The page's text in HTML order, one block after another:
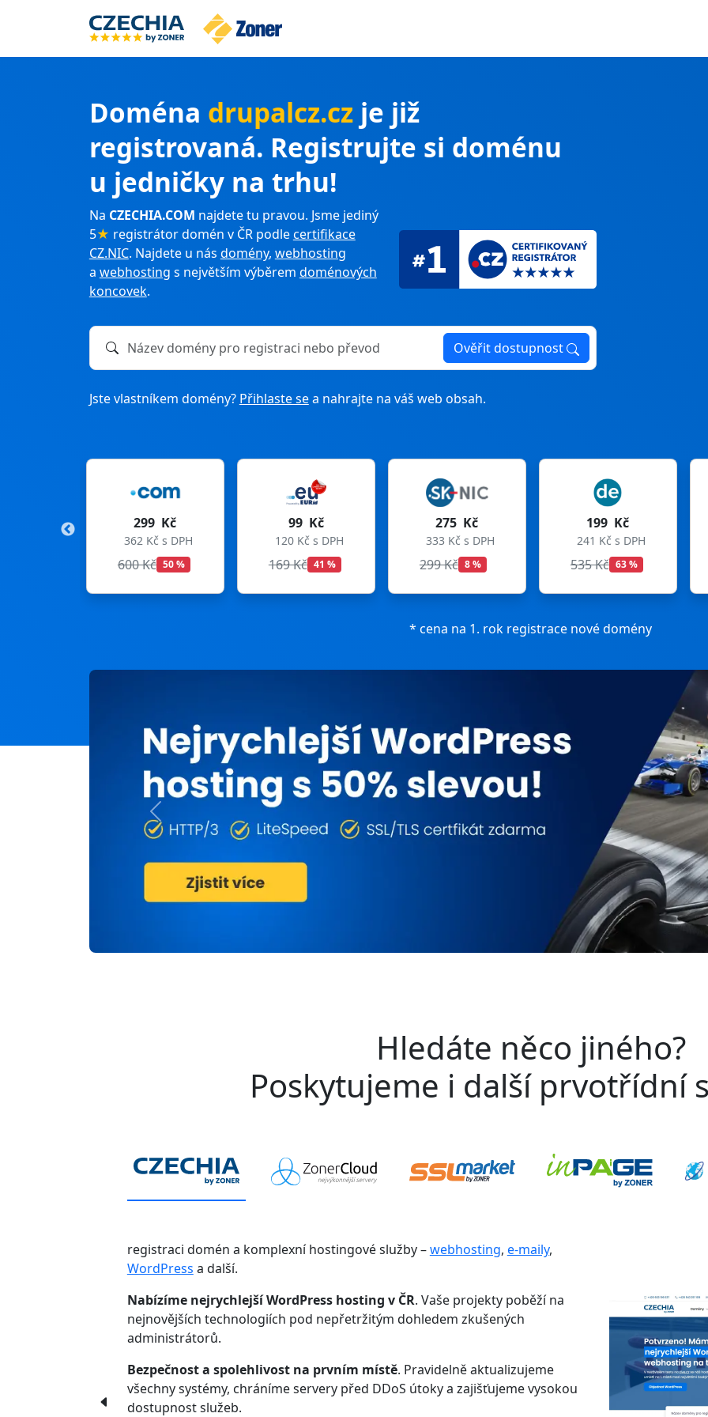
Doména drupalcz.cz je již
registrovaná. Registrujte si doménu
u jedničky na trhu!
Na CZECHIA.COM najdete tu pravou. Jsme jediný
5★ registrátor domén v ČR podlecertifikace
CZ.NIC. Najdete u nás domény, webhosting
a webhosting s největším výběrem doménových
koncovek.
Název domény k registraci nebo převodu Ověřit dostupnost
Jste vlastníkem domény? Přihlaste sea nahrajte na váš web obsah.
99 Kč
120 Kč s DPH
169 Kč 41 %
275 Kč
333 Kč s DPH
299 Kč 8 %
199 Kč
241 Kč s DPH
535 Kč 63 %
199 Kč
241 Kč s DPH
699 Kč 72 %
* cena na 1. rok registrace nové domény
Previous
Hledáte něco jiného?
Poskytujeme i další prvotřídní
registraci domén a komplexní hostingové služby –webhosting, e-maily,
WordPress a další.
Nabízíme nejrychlejší WordPress hosting v ČR. Vaše projekty poběží na
nejnovějších technologiích pod nepřetržitým dohledem zkušených
administrátorů.
Bezpečnost a spolehlivost na prvním místě. Pravidelně aktualizujeme
všechny systémy, chráníme servery před DDoS útoky a zajišťujeme vysokou
dostupnost služeb.